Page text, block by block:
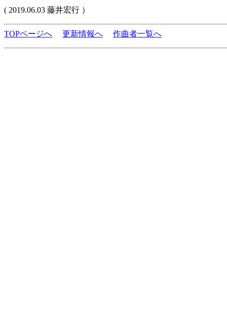
( 2019.06.03 藤井宏行 ）
TOPページへ 更新情報へ 作曲者一覧へ